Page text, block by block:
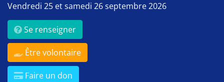
Vendredi 25 et samedi 26 septembre 2026
Se renseigner
Être volontaire
Faire un don